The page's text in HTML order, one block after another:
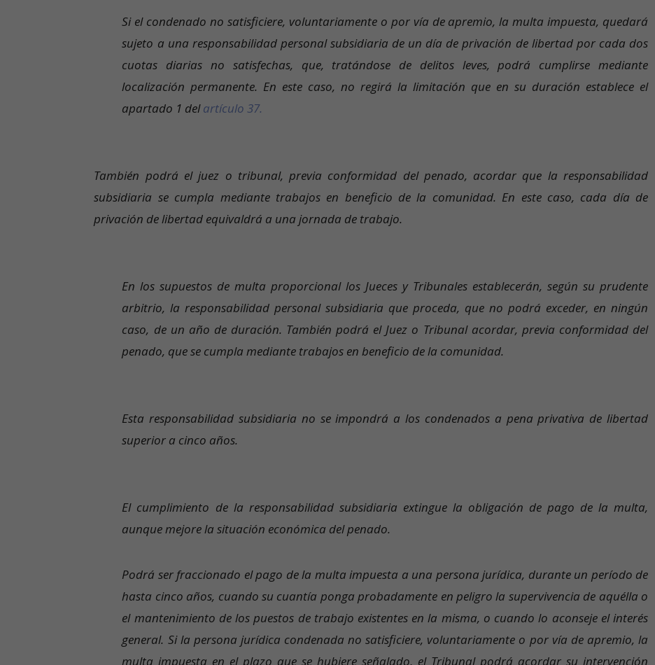
Si el condenado no satisficiere, voluntariamente o por vía de apremio, la multa impuesta, quedará
sujeto a una responsabilidad personal subsidiaria de un día de privación de libertad por cada dos
cuotas diarias no satisfechas, que, tratándose de delitos leves, podrá cumplirse mediante
localización permanente. En este caso, no regirá la limitación que en su duración establece el
apartado 1 delartículo 37.
También podrá el juez o tribunal, previa conformidad del penado, acordar que la responsabilidad
subsidiaria se cumpla mediante trabajos en beneficio de la comunidad. En este caso, cada día de
privación de libertad equivaldrá a una jornada de trabajo.
En los supuestos de multa proporcional los Jueces y Tribunales establecerán, según su prudente
arbitrio, la responsabilidad personal subsidiaria que proceda, que no podrá exceder, en ningún
caso, de un año de duración. También podrá el Juez o Tribunal acordar, previa conformidad del
penado, que se cumpla mediante trabajos en beneficio de la comunidad.
Esta responsabilidad subsidiaria no se impondrá a los condenados a pena privativa de libertad
superior a cinco años.
El cumplimiento de la responsabilidad subsidiaria extingue la obligación de pago de la multa,
aunque mejore la situación económica del penado.
Podrá ser fraccionado el pago de la multa impuesta a una persona jurídica, durante un período de
hasta cinco años, cuando su cuantía ponga probadamente en peligro la supervivencia de aquélla o
el mantenimiento de los puestos de trabajo existentes en la misma, o cuando lo aconseje el interés
general. Si la persona jurídica condenada no satisficiere, voluntariamente o por vía de apremio, la
multa impuesta en el plazo que se hubiere señalado, el Tribunal podrá acordar su intervención